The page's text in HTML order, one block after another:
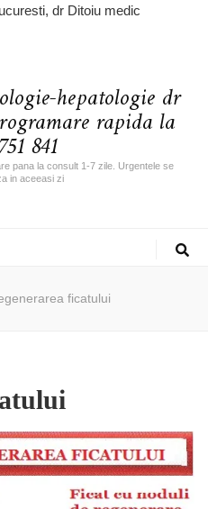
dr Ditoiu medic
hepatologie dr
rapida la
841
pana la consult 1-7 zile. Urgentele se
in aceeasi zi
ficatului